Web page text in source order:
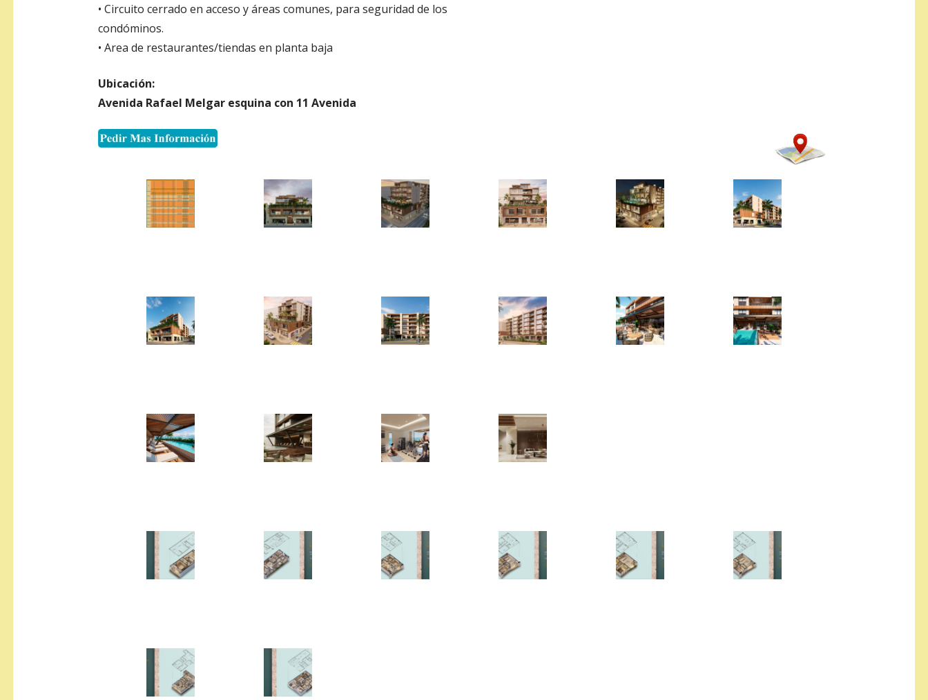
• Circuito cerrado en acceso y áreas comunes, para seguridad de los
condóminos.
• Area de restaurantes/tiendas en planta baja
Ubicación:
Avenida Rafael Melgar esquina con 11 Avenida